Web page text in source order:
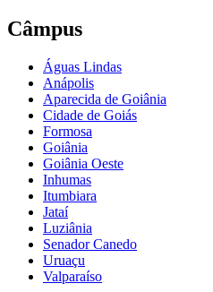
Câmpus
Águas Lindas
Anápolis
Aparecida de Goiânia
Cidade de Goiás
Formosa
Goiânia
Goiânia Oeste
Inhumas
Itumbiara
Jataí
Luziânia
Senador Canedo
Uruaçu
Valparaíso